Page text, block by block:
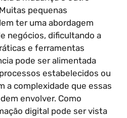
pequenas
ter uma abordagem
negócios, dificultando a
e ferramentas
pode ser alimentada
estabelecidos ou
a complexidade que essas
envolver. Como
digital pode ser vista